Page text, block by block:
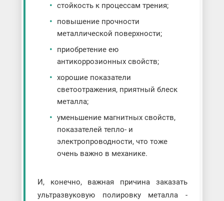
стойкость к процессам трения;
повышение прочности
металлической поверхности;
приобретение ею
антикоррозионных свойств;
хорошие показатели
светоотражения, приятный блеск
металла;
уменьшение магнитных свойств,
показателей тепло- и
электропроводности, что тоже
очень важно в механике.
И, конечно, важная причина заказать
ультразвуковую полировку металла -